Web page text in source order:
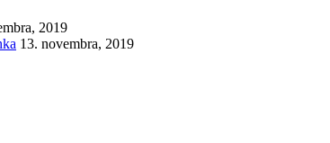
2019
13. novembra, 2019